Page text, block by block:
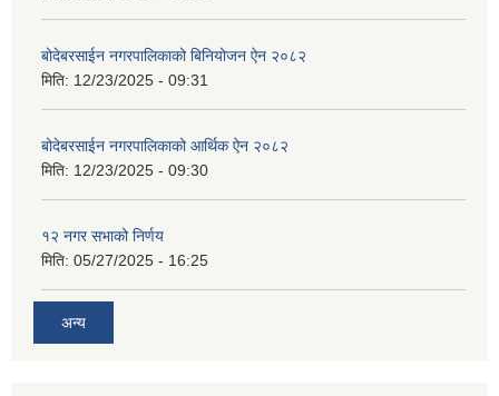
बोदेबरसाईन नगरपालिकाको बिनियोजन ऐन २०८२
मिति: 12/23/2025 - 09:31
बोदेबरसाईन नगरपालिकाको आर्थिक ऐन २०८२
मिति: 12/23/2025 - 09:30
१२ नगर सभाको निर्णय
मिति: 05/27/2025 - 16:25
अन्य